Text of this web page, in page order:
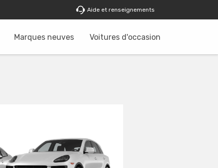
Aide et renseignements
Marques neuves Voitures d'occasion